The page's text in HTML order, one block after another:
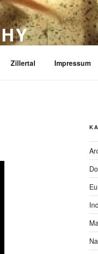
Zillertal Impressum